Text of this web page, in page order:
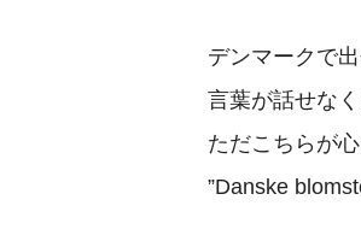
デンマークで
言葉が話せな
ただこちらが
”Danske